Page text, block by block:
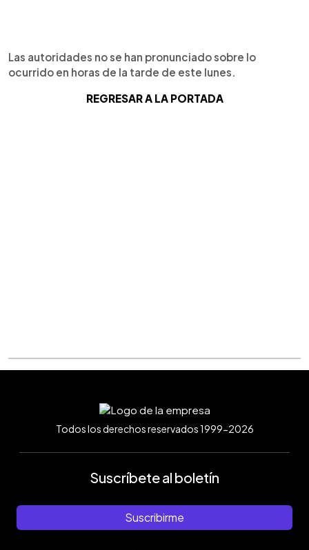
Las autoridades no se han pronunciado sobre lo
ocurrido en horas de la tarde de este lunes.
REGRESAR A LA PORTADA
Todos los derechos reservados 1999-2026
Suscríbete al boletín
Suscribirme